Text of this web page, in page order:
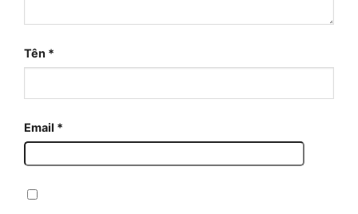
Tên *
Email *